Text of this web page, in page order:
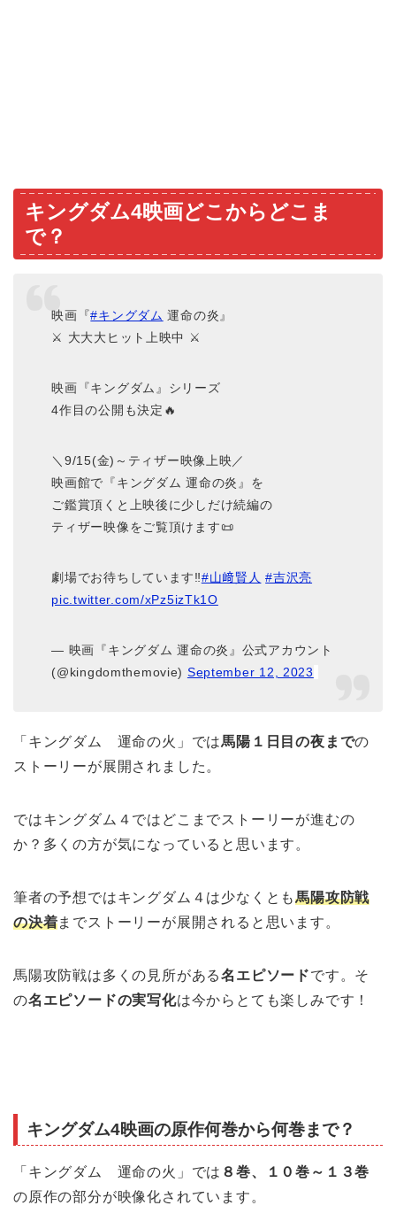
キングダム4映画どこからどこま
で？
映画『#キングダム 運命の炎』
⚔️ 大大大ヒット上映中 ⚔️
映画『キングダム』シリーズ
4作目の公開も決定🔥
＼9/15(金)～ティザー映像上映／
映画館で『キングダム 運命の炎』を
ご鑑賞頂くと上映後に少しだけ続編の
ティザー映像をご覧頂けます📜
劇場でお待ちしています‼️#山﨑賢人 #吉沢亮
pic.twitter.com/xPz5izTk1O
— 映画『キングダム 運命の炎』公式アカウント
(@kingdomthemovie) September 12, 2023
「キングダム 運命の火」では馬陽１日目の夜までの
ストーリーが展開されました。
ではキングダム４ではどこまでストーリーが進むの
か？多くの方が気になっていると思います。
筆者の予想ではキングダム４は少なくとも馬陽攻防戦
の決着までストーリーが展開されると思います。
馬陽攻防戦は多くの見所がある名エピソードです。そ
の名エピソードの実写化は今からとても楽しみです！
キングダム4映画の原作何巻から何巻まで？
「キングダム 運命の火」では ８巻、１０巻～１３巻
の原作の部分が映像化されています。